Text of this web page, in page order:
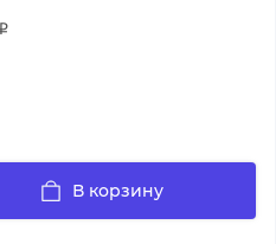
Р
В корзину